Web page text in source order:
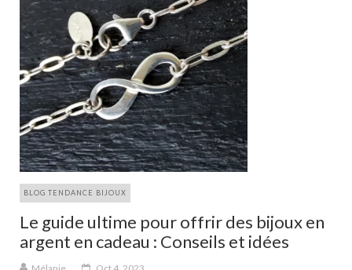
BLOG TENDANCE BIJOUX
Le guide ultime pour offrir des bijoux en
argent en cadeau : Conseils et idées